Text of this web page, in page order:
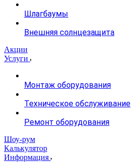
Шлагбаумы
Внешняя солнцезащита
Акции
Услуги
Монтаж оборудования
Техническое обслуживание
Ремонт оборудования
Шоу-рум
Калькулятор
Информация